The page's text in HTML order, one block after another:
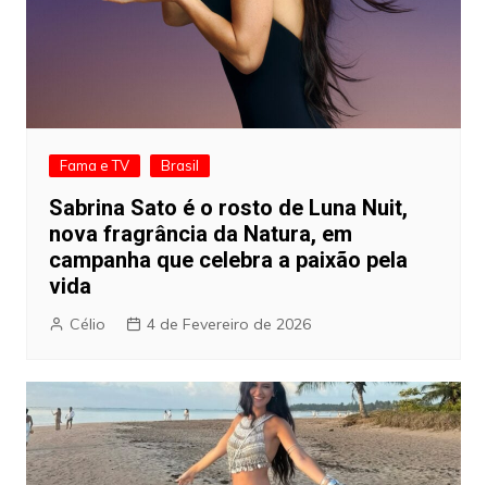
Fama e TV Brasil
Sabrina Sato é o rosto de Luna Nuit,
nova fragrância da Natura, em
campanha que celebra a paixão pela
vida
Célio 4 de Fevereiro de 2026